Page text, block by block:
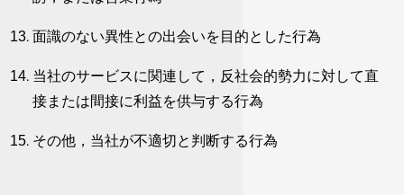
面識のない異性との出会いを目的とした行為
当社のサービスに関連して，反社会的勢力に対して直
接または間接に利益を供与する行為
その他，当社が不適切と判断する行為